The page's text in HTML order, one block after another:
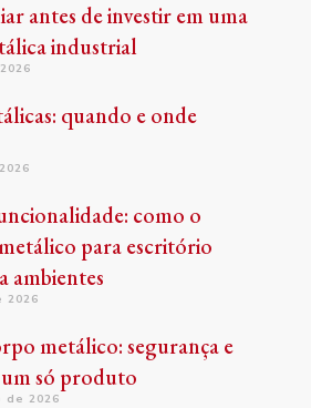
antes de investir em uma
industrial
quando e onde
como o
para escritório
ambientes
2026
metálico: segurança e
só produto
de 2026